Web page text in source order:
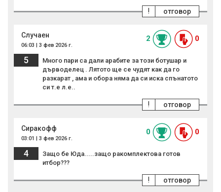
отговор
!
Случаен
06:03 | 3 фев 2026 г.
2 0
5
Много пари са дали арабите за този ботушар и
дърводелец . Лятото ще се чудят как да го
разкарат , ама и обора няма да си иска спънатото
си т.е л.е..
отговор
!
Сиракофф
03:01 | 3 фев 2026 г.
0 0
4
Защо бе Юда.....защо ракомплектова готов
итбор???
отговор
!